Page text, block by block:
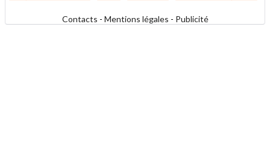
Contacts - Mentions légales - Publicité